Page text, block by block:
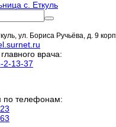
ул. Бориса Ручьёва, д. 9
врача:
2-13-37
по телефонам: